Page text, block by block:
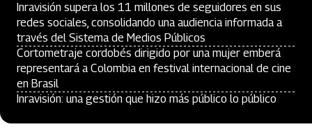
Inravisión supera los 11 millones de seguidores en sus
redes sociales, consolidando una audiencia informada a
través del Sistema de Medios Públicos
Cortometraje cordobés dirigido por una mujer emberá
representará a Colombia en festival internacional de cine
en Brasil
Inravisión: una gestión que hizo más público lo público